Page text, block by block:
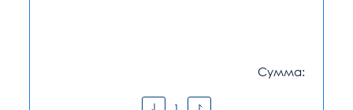
Сумма: